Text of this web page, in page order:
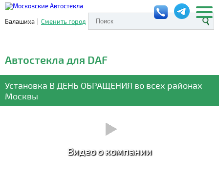
Балашиха | Сменить город
Автостекла для DAF
Установка В ДЕНЬ ОБРАЩЕНИЯ во всех районах
Москвы
Видео о компании